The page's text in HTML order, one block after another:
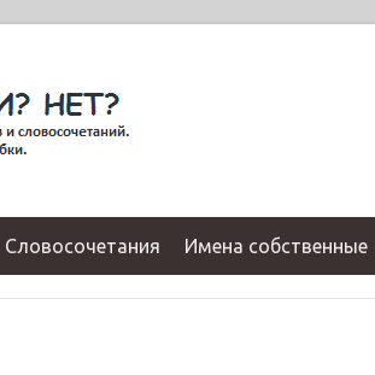
Словосочетания Имена собственные